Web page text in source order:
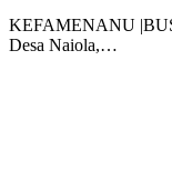
KEFAMENANU
Desa Naiola,…